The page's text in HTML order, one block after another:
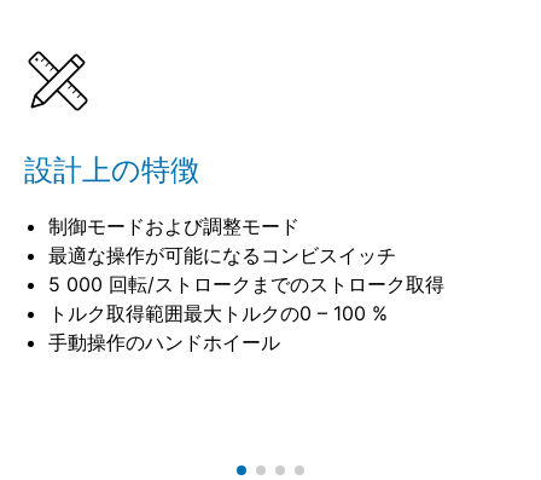
設計上の特徴
制御モードおよび調整モード
最適な操作が可能になるコンビスイッチ
5 000 回転/ストロークまでのストローク取得
トルク取得範囲最大トルクの0 – 100 %
手動操作のハンドホイール